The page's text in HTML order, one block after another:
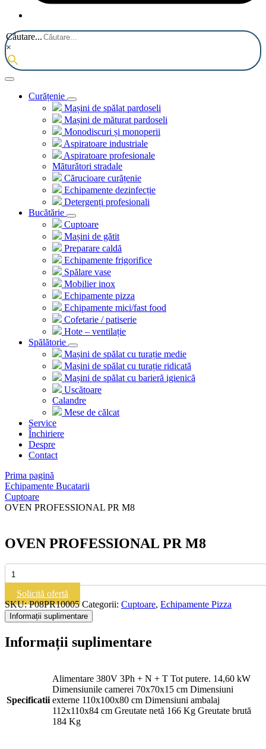
Căutare...
×
Curățenie
Mașini de spălat pardoseli
Mașini de măturat pardoseli
Monodiscuri și monoperii
Aspiratoare industriale
Aspiratoare profesionale
Măturători stradale
Cărucioare curățenie
Echipamente dezinfecție
Detergenți profesionali
Bucătărie
Cuptoare
Mașini de gătit
Preparare caldă
Echipamente frigorifice
Spălare vase
Mobilier inox
Echipamente pizza
Echipamente mici/fast food
Cofetarie / patiserie
Hote – ventilație
Spălătorie
Mașini de spălat cu turație medie
Mașini de spălat cu turație ridicată
Mașini de spălat cu barieră igienică
Uscătoare
Calandre
Mese de călcat
Service
Închiriere
Despre
Contact
Prima pagină
Echipamente Bucatarii
Cuptoare
OVEN PROFESSIONAL PR M8
OVEN PROFESSIONAL PR M8
Cantitate
OVEN
PROFESSIONAL
PR
M8
Solicită ofertă
SKU:P08PR10005 Categorii: Cuptoare, Echipamente Pizza
Informații suplimentare
Informații suplimentare
Specificatii
Alimentare 380V 3Ph + N + T Tot putere. 14,60 kW
Dimensiunile camerei 70x70x15 cm Dimensiuni
externe 110x100x80 cm Dimensiuni ambalaj
112x110x84 cm Greutate netă 166 Kg Greutate brută
184 Kg